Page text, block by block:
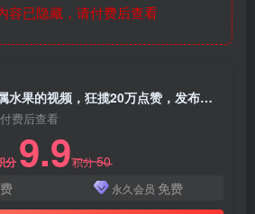
已隐藏，请付费后查看
用AI制作刀片切割金属水果的视频，狂揽20万点赞，发布抖音涨粉引流变现，轻松日赚500+
费后查看
分 9.9积分50
永久会员 免费